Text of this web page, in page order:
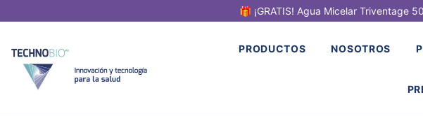
🎁 ¡GRATIS! Agua Micelar Triventage
PRODUCTOS NOSOTROS